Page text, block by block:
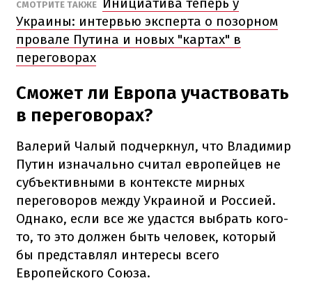
СМОТРИТЕ ТАКЖЕ
Украины: интервью эксперта о позорном
провале Путина и новых "картах" в
переговорах
Сможет ли Европа участвовать
в переговорах?
Валерий Чалый подчеркнул, что Владимир
Путин изначально считал европейцев не
субъективными в контексте мирных
переговоров между Украиной и Россией.
Однако, если все же удастся выбрать кого-
то, то это должен быть человек, который
бы представлял интересы всего
Европейского Союза.